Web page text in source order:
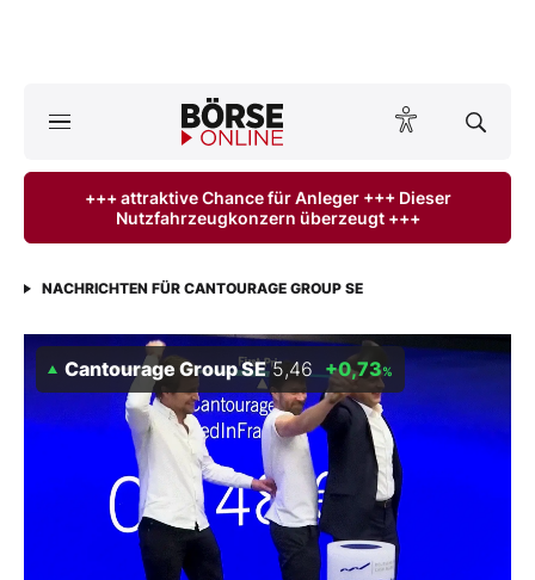
ktuelle Ausgabe BÖRSE ONLINE lesen
Anlageprodukte
Finanz-Check
Abo & Shop
BO-Musterdepots
Experten
+++ attraktive Chance für Anleger +++ Dieser
Nutzfahrzeugkonzern überzeugt +++
NACHRICHTEN FÜR CANTOURAGE GROUP SE
Cantourage Group SE 5,46 +0,73%